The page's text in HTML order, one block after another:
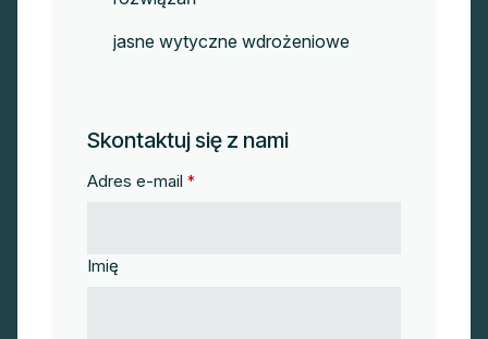
jasne wytyczne wdrożeniowe
Skontaktuj się z nami
Adres e-mail *
Imię